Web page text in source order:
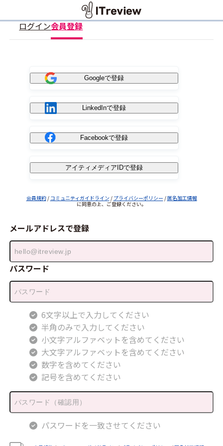
ログイン会員登録
Googleで登録
LinkedInで登録
Facebookで登録
アイティメディアIDで登録
会員規約/ コミュニティガイドライン / プライバシーポリシー /匿名加工情報
に同意の上、ご登録ください。
メールアドレスで登録
パスワード
6文字以上で入力してください
半角のみで入力してください
小文字アルファベットを含めてください
大文字アルファベットを含めてください
数字を含めてください
記号を含めてください
パスワードを一致させてください